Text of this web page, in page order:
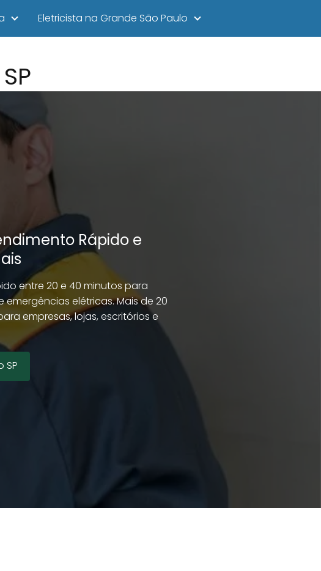
Eletricista na Grande São Paulo
Rápido e
entre 20 e 40 minutos para
elétricas. Mais de 20
empresas, lojas, escritórios e
SP